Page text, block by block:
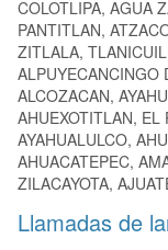
COLOTLIPA, AGUA
PANTITLAN,
ZITLALA,
ALPUYECANCINGO
ALCOZACAN,
AHUEXOTITLAN, EL
AYAHUALULCO,
AHUACATEPEC,
ZILACAYOTA,
Llamadas de